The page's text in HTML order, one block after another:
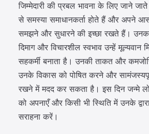
जिम्मेदारी की प्रबल भावना के लिए जाने
से समस्या समाधानकर्ता होते हैं और अपने
समझने और सुधारने की इच्छा रखते हैं।
दिमाग और विचारशील स्वभाव उन्हें मूल्यवान
सहकर्मी बनाता है। उनकी ताकत और
उनके विकास को पोषित करने और
रखने में मदद कर सकता है। इस दिन जन्मे
को अपनाएँ और किसी भी स्थिति में उनके
सराहना करें।